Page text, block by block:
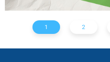
1 2